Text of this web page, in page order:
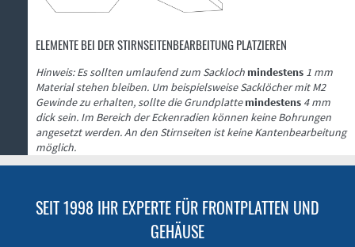
ELEMENTE BEI DER STIRNSEITENBEARBEITUNG PLATZIEREN
Hinweis: Es sollten umlaufend zum Sackloch mindestens 1 mm
Material stehen bleiben. Um beispielsweise Sacklöcher mit M2
Gewinde zu erhalten, sollte die Grundplatte mindestens 4 mm
dick sein. Im Bereich der Eckenradien können keine Bohrungen
angesetzt werden. An den Stirnseiten ist keine Kantenbearbeitung
möglich.
SEIT 1998 IHR EXPERTE FÜR FRONTPLATTEN UND
GEHÄUSE